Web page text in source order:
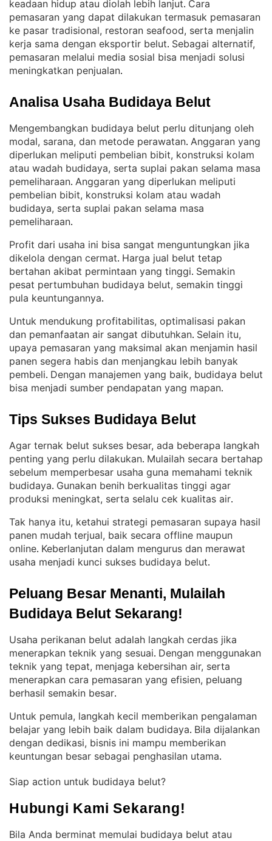
keadaan hidup atau diolah lebih lanjut. Cara
pemasaran yang dapat dilakukan termasuk pemasaran
ke pasar tradisional, restoran seafood, serta menjalin
kerja sama dengan eksportir belut. Sebagai alternatif,
pemasaran melalui media sosial bisa menjadi solusi
meningkatkan penjualan.
Analisa Usaha Budidaya Belut
Mengembangkan budidaya belut perlu ditunjang oleh
modal, sarana, dan metode perawatan. Anggaran yang
diperlukan meliputi pembelian bibit, konstruksi kolam
atau wadah budidaya, serta suplai pakan selama masa
pemeliharaan. Anggaran yang diperlukan meliputi
pembelian bibit, konstruksi kolam atau wadah
budidaya, serta suplai pakan selama masa
pemeliharaan.
Profit dari usaha ini bisa sangat menguntungkan jika
dikelola dengan cermat. Harga jual belut tetap
bertahan akibat permintaan yang tinggi. Semakin
pesat pertumbuhan budidaya belut, semakin tinggi
pula keuntungannya.
Untuk mendukung profitabilitas, optimalisasi pakan
dan pemanfaatan air sangat dibutuhkan. Selain itu,
upaya pemasaran yang maksimal akan menjamin hasil
panen segera habis dan menjangkau lebih banyak
pembeli. Dengan manajemen yang baik, budidaya belut
bisa menjadi sumber pendapatan yang mapan.
Tips Sukses Budidaya Belut
Agar ternak belut sukses besar, ada beberapa langkah
penting yang perlu dilakukan. Mulailah secara bertahap
sebelum memperbesar usaha guna memahami teknik
budidaya. Gunakan benih berkualitas tinggi agar
produksi meningkat, serta selalu cek kualitas air.
Tak hanya itu, ketahui strategi pemasaran supaya hasil
panen mudah terjual, baik secara offline maupun
online. Keberlanjutan dalam mengurus dan merawat
usaha menjadi kunci sukses budidaya belut.
Peluang Besar Menanti, Mulailah
Budidaya Belut Sekarang!
Usaha perikanan belut adalah langkah cerdas jika
menerapkan teknik yang sesuai. Dengan menggunakan
teknik yang tepat, menjaga kebersihan air, serta
menerapkan cara pemasaran yang efisien, peluang
berhasil semakin besar.
Untuk pemula, langkah kecil memberikan pengalaman
belajar yang lebih baik dalam budidaya. Bila dijalankan
dengan dedikasi, bisnis ini mampu memberikan
keuntungan besar sebagai penghasilan utama.
Siap action untuk budidaya belut?
Hubungi Kami Sekarang!
Bila Anda berminat memulai budidaya belut atau